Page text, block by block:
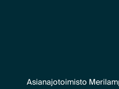
Asianajotoimisto